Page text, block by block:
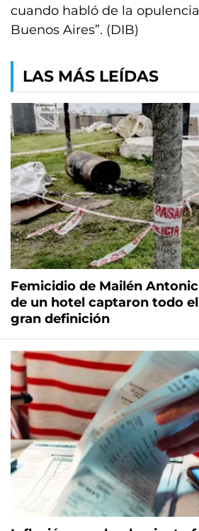
cuando habló de la
Buenos Aires”. (DIB)
LAS MÁS LEÍDAS
Femicidio de Mailén
de un hotel captaron todo
gran definición